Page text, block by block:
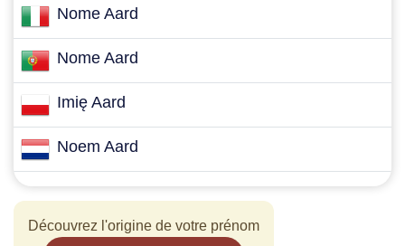
Nome Aard
Nome Aard
Imię Aard
Noem Aard
Découvrez l'origine de votre prénom